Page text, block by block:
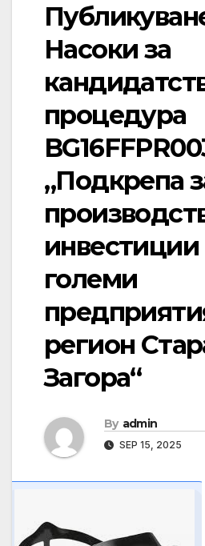
Насоки за
процедура
„Подкрепа
инвестиции
големи
регион
Загора“
By admin
SEP 15, 2025